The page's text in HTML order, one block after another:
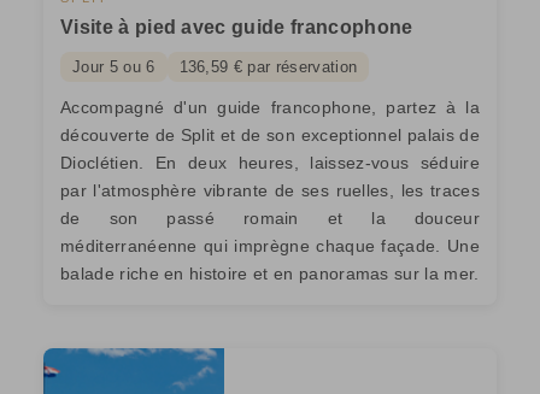
Visite à pied avec guide francophone
Jour 5 ou 6 136,59 € par réservation
Accompagné d'un guide francophone, partez à la
découverte de Split et de son exceptionnel palais de
Dioclétien. En deux heures, laissez-vous séduire
par l'atmosphère vibrante de ses ruelles, les traces
de son passé romain et la douceur
méditerranéenne qui imprègne chaque façade. Une
balade riche en histoire et en panoramas sur la mer.